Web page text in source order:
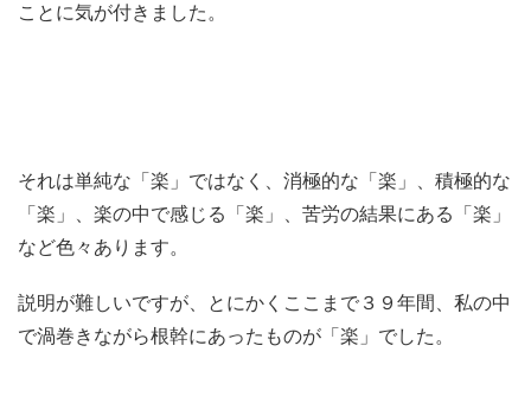
ことに気が付きました。
それは単純な「楽」ではなく、消極的な「楽」、積極的な
「楽」、楽の中で感じる「楽」、苦労の結果にある「楽」
など色々あります。
説明が難しいですが、とにかくここまで３９年間、私の中
で渦巻きながら根幹にあったものが「楽」でした。